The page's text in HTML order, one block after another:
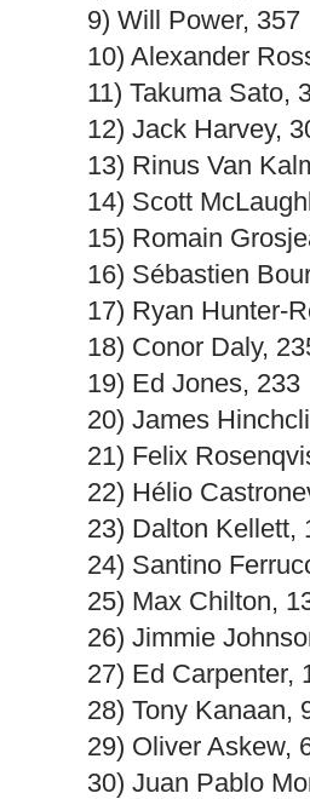
9) Will Power, 357
10) Alexander
11) Takuma Sato,
12) Jack Harvey,
13) Rinus Van
14) Scott
15) Romain
16) Sébastien
17) Ryan Hunter-
18) Conor Daly,
19) Ed Jones, 233
20) James
21) Felix
22) Hélio
23) Dalton Kellett,
24) Santino
25) Max Chilton,
26) Jimmie
27) Ed Carpenter,
28) Tony Kanaan,
29) Oliver Askew,
30) Juan Pablo